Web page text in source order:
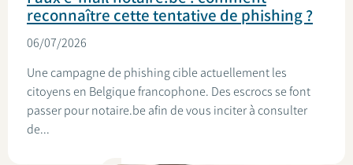
reconnaître cette tentative de phishing ?
06/07/2026
Une campagne de phishing cible actuellement les
citoyens en Belgique francophone. Des escrocs se font
passer pour notaire.be afin de vous inciter à consulter
de...